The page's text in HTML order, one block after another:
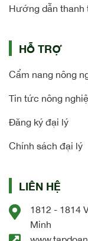
Hướng dẫn thanh
HỖ TRỢ
Cẩm nang nông
Tin tức nông
Đăng ký đại lý
Chính sách đại lý
LIÊN HỆ
1812 - 1814
Minh